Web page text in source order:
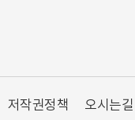
저작권정책 오시는길